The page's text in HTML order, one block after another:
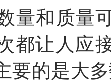
量和质量
都让人应
要的是大